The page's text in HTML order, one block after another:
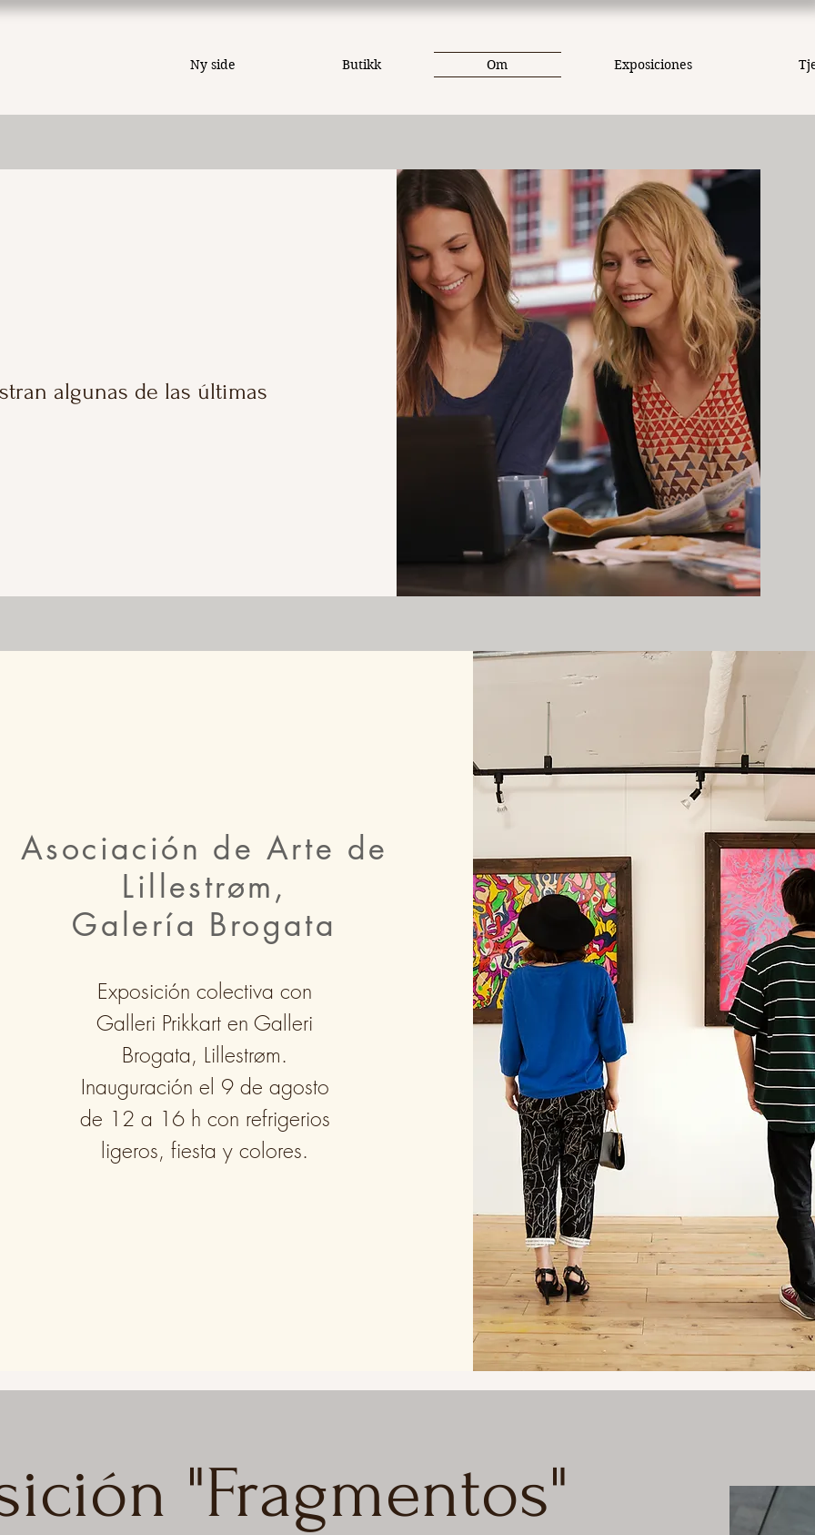
Ny side Butikk Om Exposiciones
algunas de las últimas
Asociación de Arte de
Lillestrøm,
Galería Brogata
Exposición colectiva con
Galleri Prikkart en Galleri
Brogata, Lillestrøm.
Inauguración el 9 de agosto
de 12 a 16 h con refrigerios
ligeros, fiesta y colores.
"Fragmentos"